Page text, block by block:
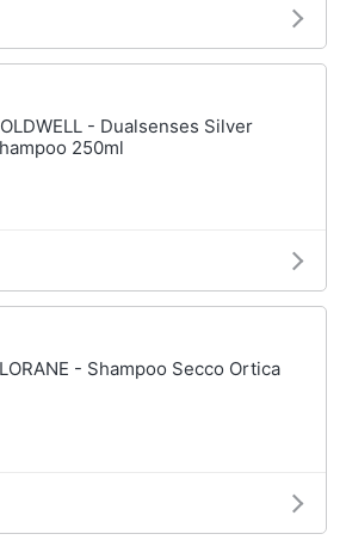
- Dualsenses Silver
250ml
- Shampoo Secco Ortica